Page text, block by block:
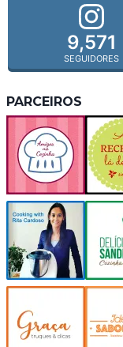
9,571
SEGUIDORES
PARCEIROS